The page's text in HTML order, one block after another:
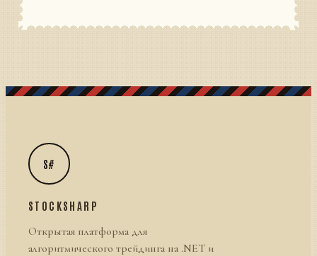
S#
STOCKSHARP
Открытая платформа для
алгоритмического трейдинга на .NET и